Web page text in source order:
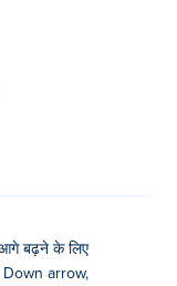
करें, जंगली जीवों से
को पकड़ें। हर
है, जिससे आपकी
लिए WASD, तीर
बढ़ने के लिए
Down arrow,